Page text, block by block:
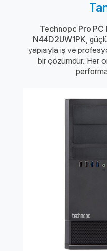
Technopc Pro PC
N44D2UW1PK,
yapısıyla iş ve
bir çözümdür. Her